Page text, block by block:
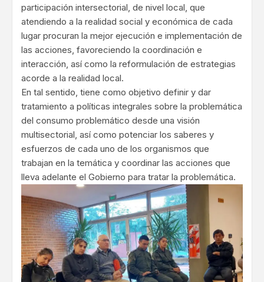
participación intersectorial, de nivel local, que
atendiendo a la realidad social y económica de cada
lugar procuran la mejor ejecución e implementación de
las acciones, favoreciendo la coordinación e
interacción, así como la reformulación de estrategias
acorde a la realidad local.
En tal sentido, tiene como objetivo definir y dar
tratamiento a políticas integrales sobre la problemática
del consumo problemático desde una visión
multisectorial, así como potenciar los saberes y
esfuerzos de cada uno de los organismos que
trabajan en la temática y coordinar las acciones que
lleva adelante el Gobierno para tratar la problemática.